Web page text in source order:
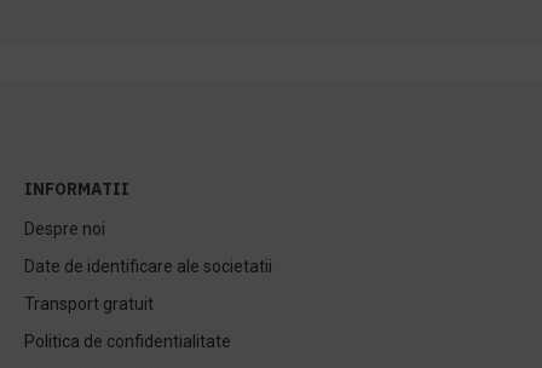
INFORMATII
Despre noi
Date de identificare ale societatii
Transport gratuit
Politica de confidentialitate